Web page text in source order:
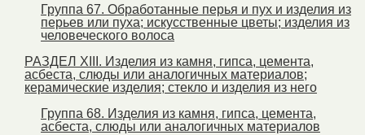
Группа 67. Обработанные перья и пух и изделия из
перьев или пуха; искусственные цветы; изделия из
человеческого волоса
РАЗДЕЛ XIII. Изделия из камня, гипса, цемента,
асбеста, слюды или аналогичных материалов;
керамические изделия; стекло и изделия из него
Группа 68. Изделия из камня, гипса, цемента,
асбеста, слюды или аналогичных материалов